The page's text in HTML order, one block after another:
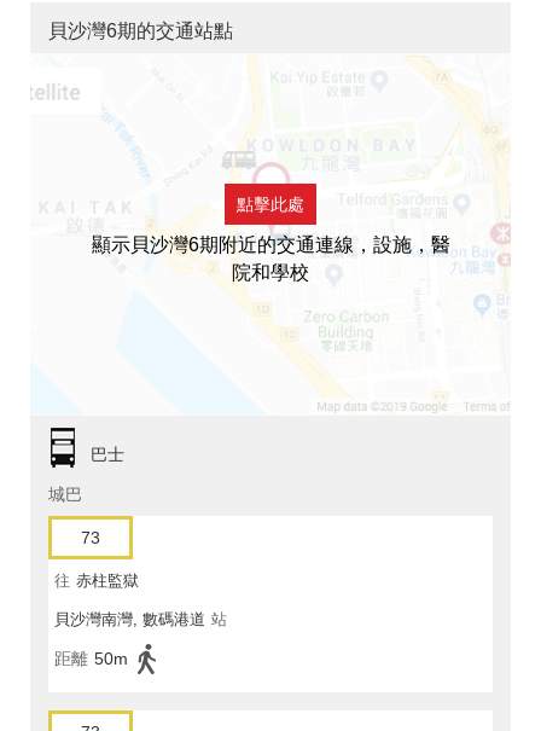
貝沙灣6期的交通站點
點擊此處
顯示貝沙灣6期附近的交通連線，設施，醫
院和學校
巴士
城巴
73
往 赤柱監獄
貝沙灣南灣, 數碼港道 站
距離 50m